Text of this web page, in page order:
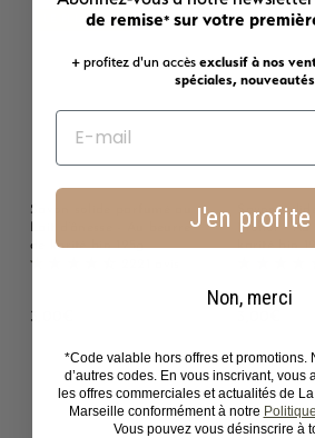
LE PLUS AIMÉ !
Savon solide parfumé au
Lait d'ânesse - Au beurre
de karité bio 125g
3,00€
0
0
€
Savon
Monoï - Au
karité bio
0
0
€
de remise*sur votre
+ profitez d'un accès exclusif à nos
spéciales,
J'en profite
Non, merci
*Code valable hors offres et promotions.
d’autres codes. En vous inscrivant, vous
les offres commerciales et actualités de
Marseille conformément à notre
Vous pouvez vous désinscrire à